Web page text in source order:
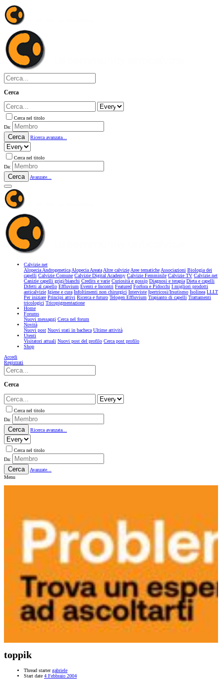
Cerca
Cerca nel titolo
Da:
Cerca Ricerca avanzata...
Cerca nel titolo
Da:
Cerca Avanzate...
Calvizie.net
Alopecia AndrogeneticaAlopecia AreataAltre calvizieAree tematicheAssociazioni Biologia dei
capelli Calvizie Comune Calvizie Digital Academy Calvizie Femminile Calvizie TV Calvizie.net
Canizie capelli grigi/bianchi Credits e varie Curiosità e gossip Diagnosi e terapia Dieta e capelli
Difetti al capello Effluvium Eventi e Incontri Featured Forfora e Pidocchi I migliori prodotti
anticalvizie Igiene e cura Infoltimenti non chirurgici Interviste Ipertricosi/Irsutismo Isolinea LLLT
Per iniziare Principi attivi Ricerca e futuro Telogen Effluvium Trapianto di capelli Trattamenti
tricologici Tricopigmentazione
Home
Forums
Nuovi messaggi Cerca nel forum
Novità
Nuovi post Nuovi stati in bacheca Ultime attività
Utenti
Visitatori attuali Nuovi post del profilo Cerca post profilo
Shop
Accedi
Registrati
Cerca
Cerca nel titolo
Da:
Cerca Ricerca avanzata...
Cerca nel titolo
Da:
Cerca
Avanzate...
Menu
toppik
Thread starter gabriele
Start date 4 Febbraio 2004